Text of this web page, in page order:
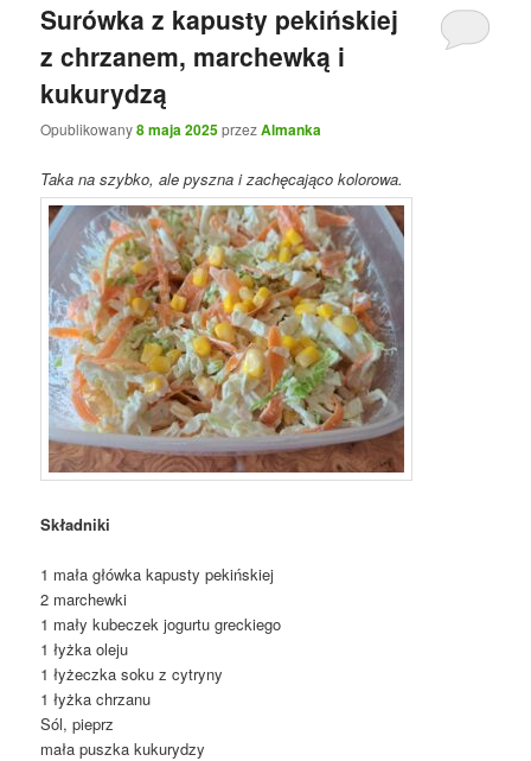
Surówka z kapusty pekińskiej
z chrzanem, marchewką i
kukurydzą
Opublikowany8 maja 2025przezAlmanka
Taka na szybko, ale pyszna i zachęcająco kolorowa.
Składniki
1 mała główka kapusty pekińskiej
2 marchewki
1 mały kubeczek jogurtu greckiego
1 łyżka oleju
1 łyżeczka soku z cytryny
1 łyżka chrzanu
Sól, pieprz
mała puszka kukurydzy